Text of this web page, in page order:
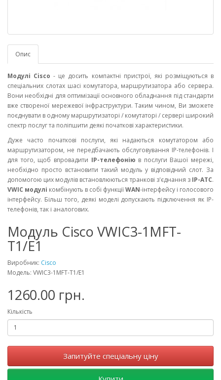
Опис
Модулі Cisco - це досить компактні пристрої, які розміщуються в
спеціальних слотах шасі комутатора, маршрутизатора або сервера.
Вони необхідні для оптимізації основного обладнання під стандарти
вже створеної мережевої інфраструктури. Таким чином, Ви зможете
поєднувати в одному маршрутизаторі / комутаторі / сервері широкий
спектр послуг та поліпшити деякі початкові характеристики.
Дуже часто початкові послуги, які надаються комутатором або
маршрутизатором, не передбачають обслуговування IP-телефонів. І
для того, щоб впровадити IP-телефонію в послуги Вашої мережі,
необхідно просто встановити такий модуль у відповідний слот. За
допомогою цих модулів встановлюються транкові з'єднання з IP-АТС.
VWIC модулі комбінують в собі функціїWAN-інтерфейсу і голосового
інтерфейсу. Більш того, деякі моделі допускають підключення як IP-
телефонів, так і аналогових.
Модуль Cisco VWIC3-1MFT-
T1/E1
Виробник: Cisco
Модель: VWIC3-1MFT-T1/E1
1260.00 грн.
Кількість
Запитуйте спеціальну ціну